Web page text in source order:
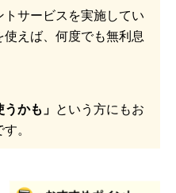
トサービスを実施してい
えば、何度でも無利息
かも」 という方にもお
。